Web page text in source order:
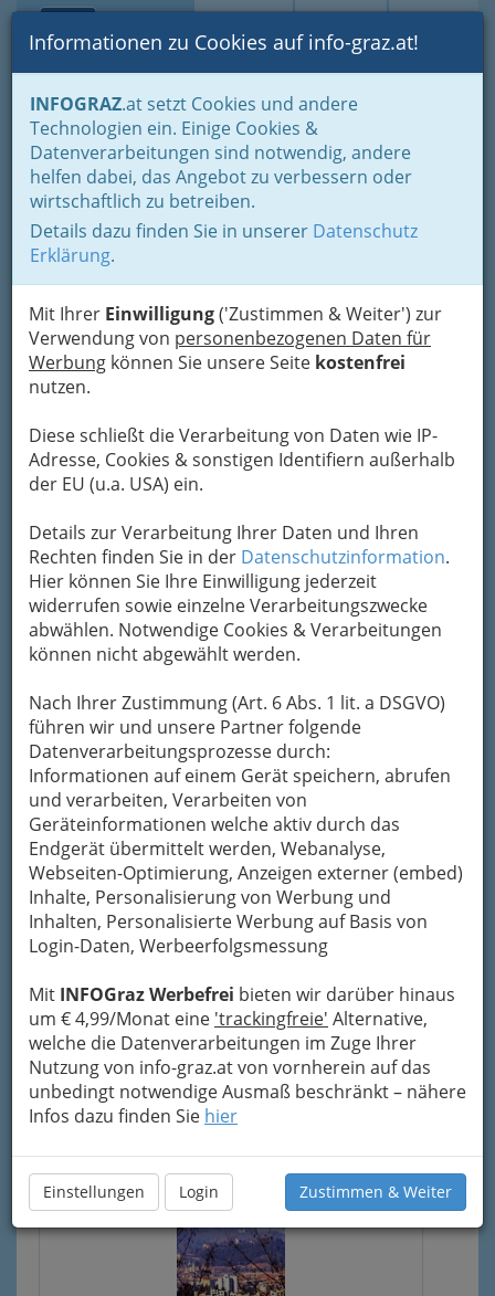
Suche Login Toggle
Informationen zu Cookies auf info-graz.at!
INFOGRAZ.at setzt Cookies und andere
Technologien ein. Einige Cookies &
Datenverarbeitungen sind notwendig, andere
helfen dabei, das Angebot zu verbessern oder
wirtschaftlich zu betreiben.
Details dazu finden Sie in unserer Datenschutz
Erklärung.
Mit Ihrer Einwilligung('Zustimmen & Weiter') zur
Verwendung von personenbezogenen Daten für
Werbung können Sie unsere Seite kostenfrei
nutzen.
Diese schließt die Verarbeitung von Daten wie IP-
Adresse, Cookies & sonstigen Identifiern außerhalb
der EU (u.a. USA) ein.
Details zur Verarbeitung Ihrer Daten und Ihren
Rechten finden Sie in der Datenschutzinformation.
Hier können Sie Ihre Einwilligung jederzeit
widerrufen sowie einzelne Verarbeitungszwecke
abwählen. Notwendige Cookies & Verarbeitungen
können nicht abgewählt werden.
Nach Ihrer Zustimmung (Art. 6 Abs. 1 lit. a DSGVO)
führen wir und unsere Partner folgende
Datenverarbeitungsprozesse durch:
Informationen auf einem Gerät speichern, abrufen
und verarbeiten, Verarbeiten von
Geräteinformationen welche aktiv durch das
Endgerät übermittelt werden, Webanalyse,
Webseiten-Optimierung, Anzeigen externer (embed)
Inhalte, Personalisierung von Werbung und
Inhalten, Personalisierte Werbung auf Basis von
Login-Daten, Werbeerfolgsmessung
Mit INFOGraz Werbefrei bieten wir darüber hinaus
um € 4,99/Monat eine 'trackingfreie' Alternative,
welche die Datenverarbeitungen im Zuge Ihrer
Nutzung von info-graz.at von vornherein auf das
unbedingt notwendige Ausmaß beschränkt – nähere
Infos dazu finden Sie hier
Einstellungen Login Zustimmen & Weiter
Home Lifestyle
die liebens- und lebenswerte Stadt
VIII. St. Peter
Bilder aus dem 8. Bezirk:
Graz - St. Peter
Graz St. Peter - geprägt durch
hohe Wohnqualität und
naturbelassene Landschaft.
Durch das von Gustav Peichl geplanteORF
Landesstudio Steiermark
Zentrum der Stadt.
In den
letzten Jahrzehnten entstandene teils
architektonisch interessanteWohnsiedlungen
die guteInfrastrukturund ein hoher Anteil
unberührterNaturpraktisch vor der Haustüre
machen den 8. Bezirk zu einem der beliebtesten
Grazer Wohngebiete.
Aber St. Peter hat noch mehr zu bieten.
Fans des Sk Sturm Graz können „ihren“ Kickern
imTrainingszentrum Messendorf
Wadln schauen, und gleich in der Nähe ist das
Business Center MessendorfStandort
zahlreicher Firmen und Institutionen, wie zum
Beispiel demInstitut für Weltraumforschung
IWF, ein Forschungs- und Entwicklungspartner
von großer internationaler Bedeutung.
Sie können das jeweiligeBild bzw. die Bildrechte